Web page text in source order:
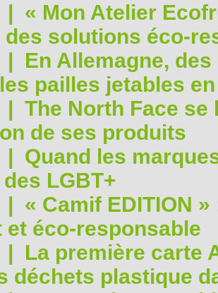
| « Mon Atelier
des solutions éco-
| En Allemagne,
pailles jetables
| The North Face se
de ses produits
| Quand les
LGBT+
| « Camif EDITION
et éco-responsable
| La première carte
déchets plastique